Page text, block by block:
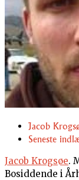
Jacob
Seneste
Jacob Krogsøe.
Bosiddende i